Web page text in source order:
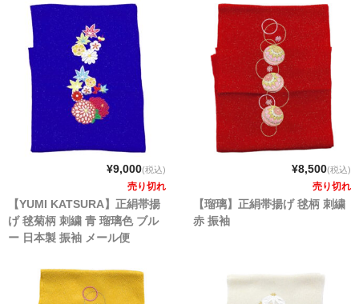
¥9,000(税込)
売り切れ
【YUMI KATSURA】正絹帯揚
げ 毬菊柄 刺繍 青 瑠璃色 ブル
ー 日本製 振袖 メール便
¥8,500(税込)
売り切れ
【瑠璃】正絹帯揚げ 毬柄 刺繍
赤 振袖